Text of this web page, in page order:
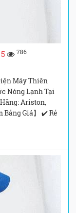
786
Máy Thiên
Nóng Lạnh Tại
Ariston,
Bảng Giá】 ✔️ Rẻ